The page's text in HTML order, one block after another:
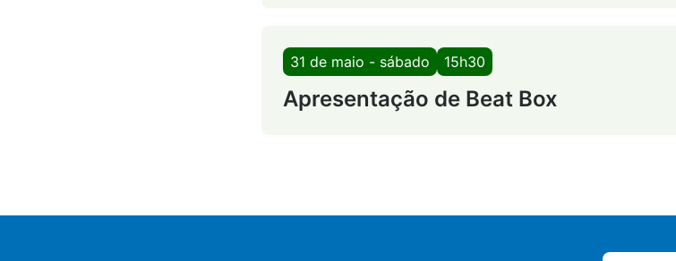
31 de maio - sábado 15h30
Apresentação de Beat Box